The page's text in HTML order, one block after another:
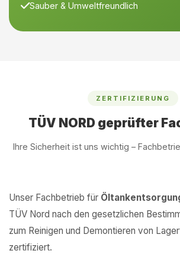
Sauber & Umweltfreundlich
ZERTIFIZIERUNG
TÜV NORD geprüfter
Ihre Sicherheit ist uns wichtig –
Unser Fachbetrieb für
TÜV Nord nach den gesetzlichen
zum Reinigen und Demontieren von
zertifiziert.